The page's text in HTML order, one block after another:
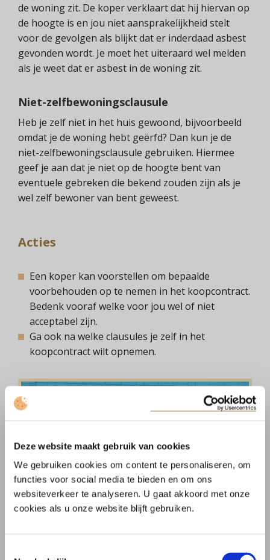
Deze website maakt gebruik van cookies
We gebruiken cookies om content te personaliseren, om
functies voor social media te bieden en om ons
websiteverkeer te analyseren. U gaat akkoord met onze
cookies als u onze website blijft gebruiken.
de woning zit. De koper verklaart dat hij hiervan op
de hoogte is en jou niet aansprakelijkheid stelt
voor de gevolgen als blijkt dat er inderdaad asbest
gevonden wordt. Je moet het uiteraard wel melden
als je weet dat er asbest in de woning zit.
Niet-zelfbewoningsclausule
Heb je zelf niet in het huis gewoond, bijvoorbeeld
omdat je de woning hebt geërfd? Dan kun je de
niet-zelfbewoningsclausule gebruiken. Hiermee
geef je aan dat je niet op de hoogte bent van
eventuele gebreken die bekend zouden zijn als je
wel zelf bewoner van bent geweest.
Acties
Een koper kan voorstellen om bepaalde
voorbehouden op te nemen in het koopcontract.
Bedenk vooraf welke voor jou wel of niet
acceptabel zijn.
Ga ook na welke clausules je zelf in het
koopcontract wilt opnemen.